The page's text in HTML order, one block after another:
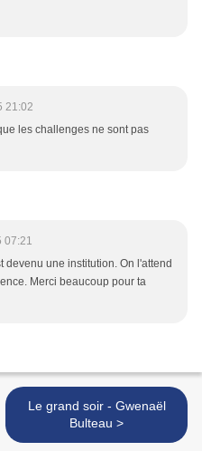
21:02
les challenges ne sont pas
07:21
une institution. On l'attend
Merci beaucoup pour ta
Le grand soir - Gwenaël
Bulteau >